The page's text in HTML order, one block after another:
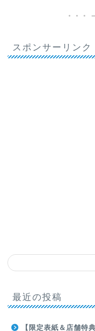
スポンサーリンク
最近の投稿
【限定表紙＆店舗特